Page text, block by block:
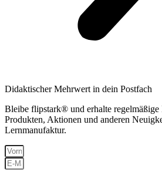
Didaktischer Mehrwert in dein Postfach
Bleibe flipstark® und erhalte regelmäßige
Produkten, Aktionen und anderen
Lernmanufaktur.